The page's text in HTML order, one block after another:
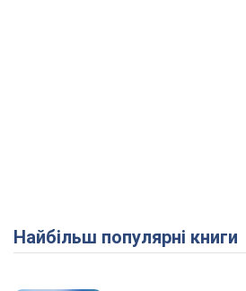
Найбільш популярні книги